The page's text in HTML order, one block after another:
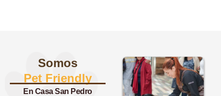
Somos
Pet Friendly
En Casa San Pedro